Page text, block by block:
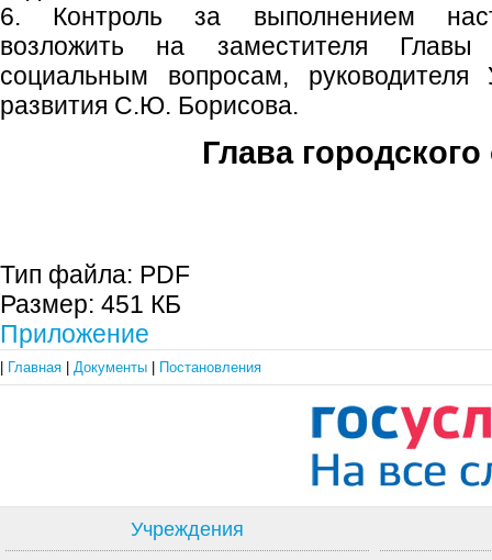
6. Контроль за выполнением
возложить на заместителя Главы
социальным вопросам, руководителя
развития С.Ю. Борисова.
Глава городского
Тип файла: PDF
Размер: 451 КБ
Приложение
Главная Документы Постановления
Учреждения